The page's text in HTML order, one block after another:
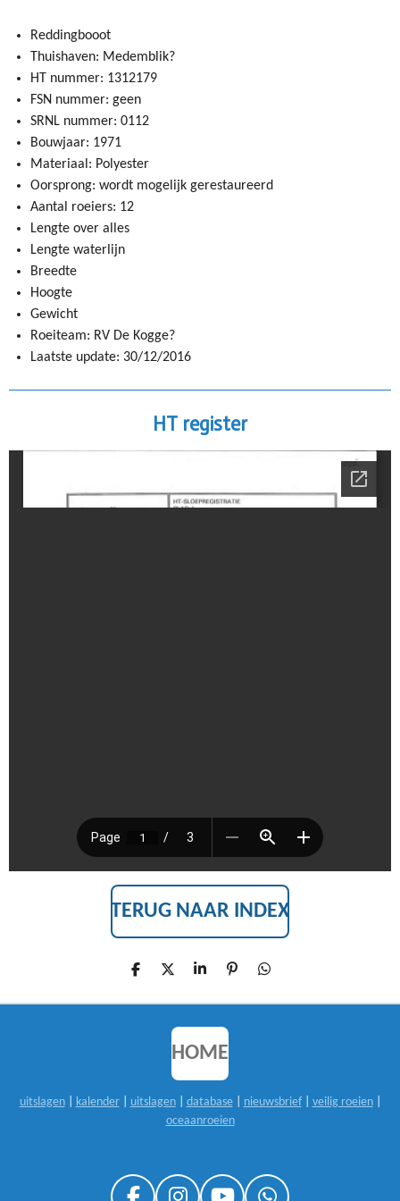
Reddingbooot
Thuishaven: Medemblik?
HT nummer: 1312179
FSN nummer: geen
SRNL nummer: 0112
Bouwjaar: 1971
Materiaal: Polyester
Oorsprong: wordt mogelijk gerestaureerd
Aantal roeiers: 12
Lengte over alles
Lengte waterlijn
Breedte
Hoogte
Gewicht
Roeiteam: RV De Kogge?
Laatste update: 30/12/2016
HT register
TERUG NAAR INDEX
D
L
D
E
S
A
P
N
D
L
HOME
uitslagen| kalender| uitslagen| database| nieuwsbrief| veilig roeien|
oceaanroeien